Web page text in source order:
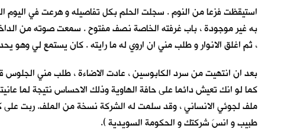
به غير موجودة ، باب غرفته الخاصة نصف مفتوح . سمعت صوته من
، ثم اغلق الانوار و طلب مني ان اروي له ما رايته . كان يستمع لي وهو
بعد ان انتهيت من سرد الكابوسين ، عادت الاضاءة ، طلب مني الجلوس
كما لو انك تعيش دائما على حافة الهاوية وذلك الاحساس نتيجة لما
ملف لجوئي الانساني ، وقد سلمت له الشركة نسخة من الملف. ربت على
طبيب و انسَ شركتك و الحكومة السويدية ).